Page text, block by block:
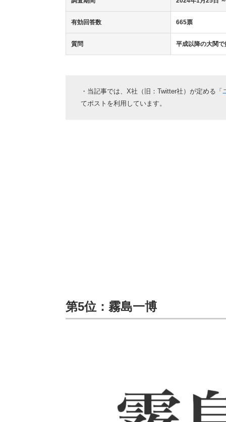
有効回答数 665票
質問 平成以降の大関
・当記事では、X社（旧：Twitter社）が定める「
てポストを利用しています。
第5位：霧島一博